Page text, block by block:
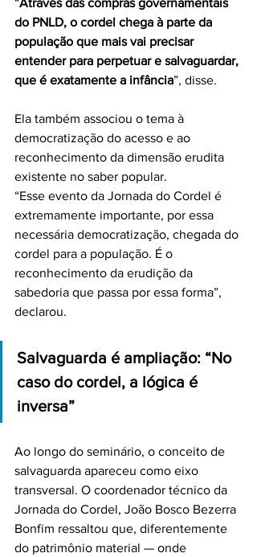
do PNLD, o cordel chega à parte da
população que mais vai precisar
entender para perpetuar e salvaguardar,
que é exatamente a infância”, disse.
Ela também associou o tema à
democratização do acesso e ao
reconhecimento da dimensão erudita
existente no saber popular.
“Esse evento da Jornada do Cordel é
extremamente importante, por essa
necessária democratização, chegada do
cordel para a população. É o
reconhecimento da erudição da
sabedoria que passa por essa forma”,
declarou.
Salvaguarda é ampliação: “No
caso do cordel, a lógica é
inversa”
Ao longo do seminário, o conceito de
salvaguarda apareceu como eixo
transversal. O coordenador técnico da
Jornada do Cordel, João Bosco Bezerra
Bonfim ressaltou que, diferentemente
do patrimônio material — onde